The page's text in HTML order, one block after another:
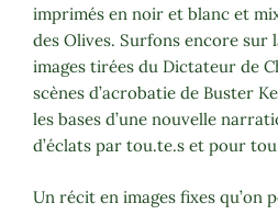
imprimés en noir et blanc et
des Olives. Surfons encore sur
images tirées du Dictateur de
scènes d’acrobatie de Buster
les bases d’une nouvelle
d’éclats par tou.te.s et pour
Un récit en images fixes qu’on